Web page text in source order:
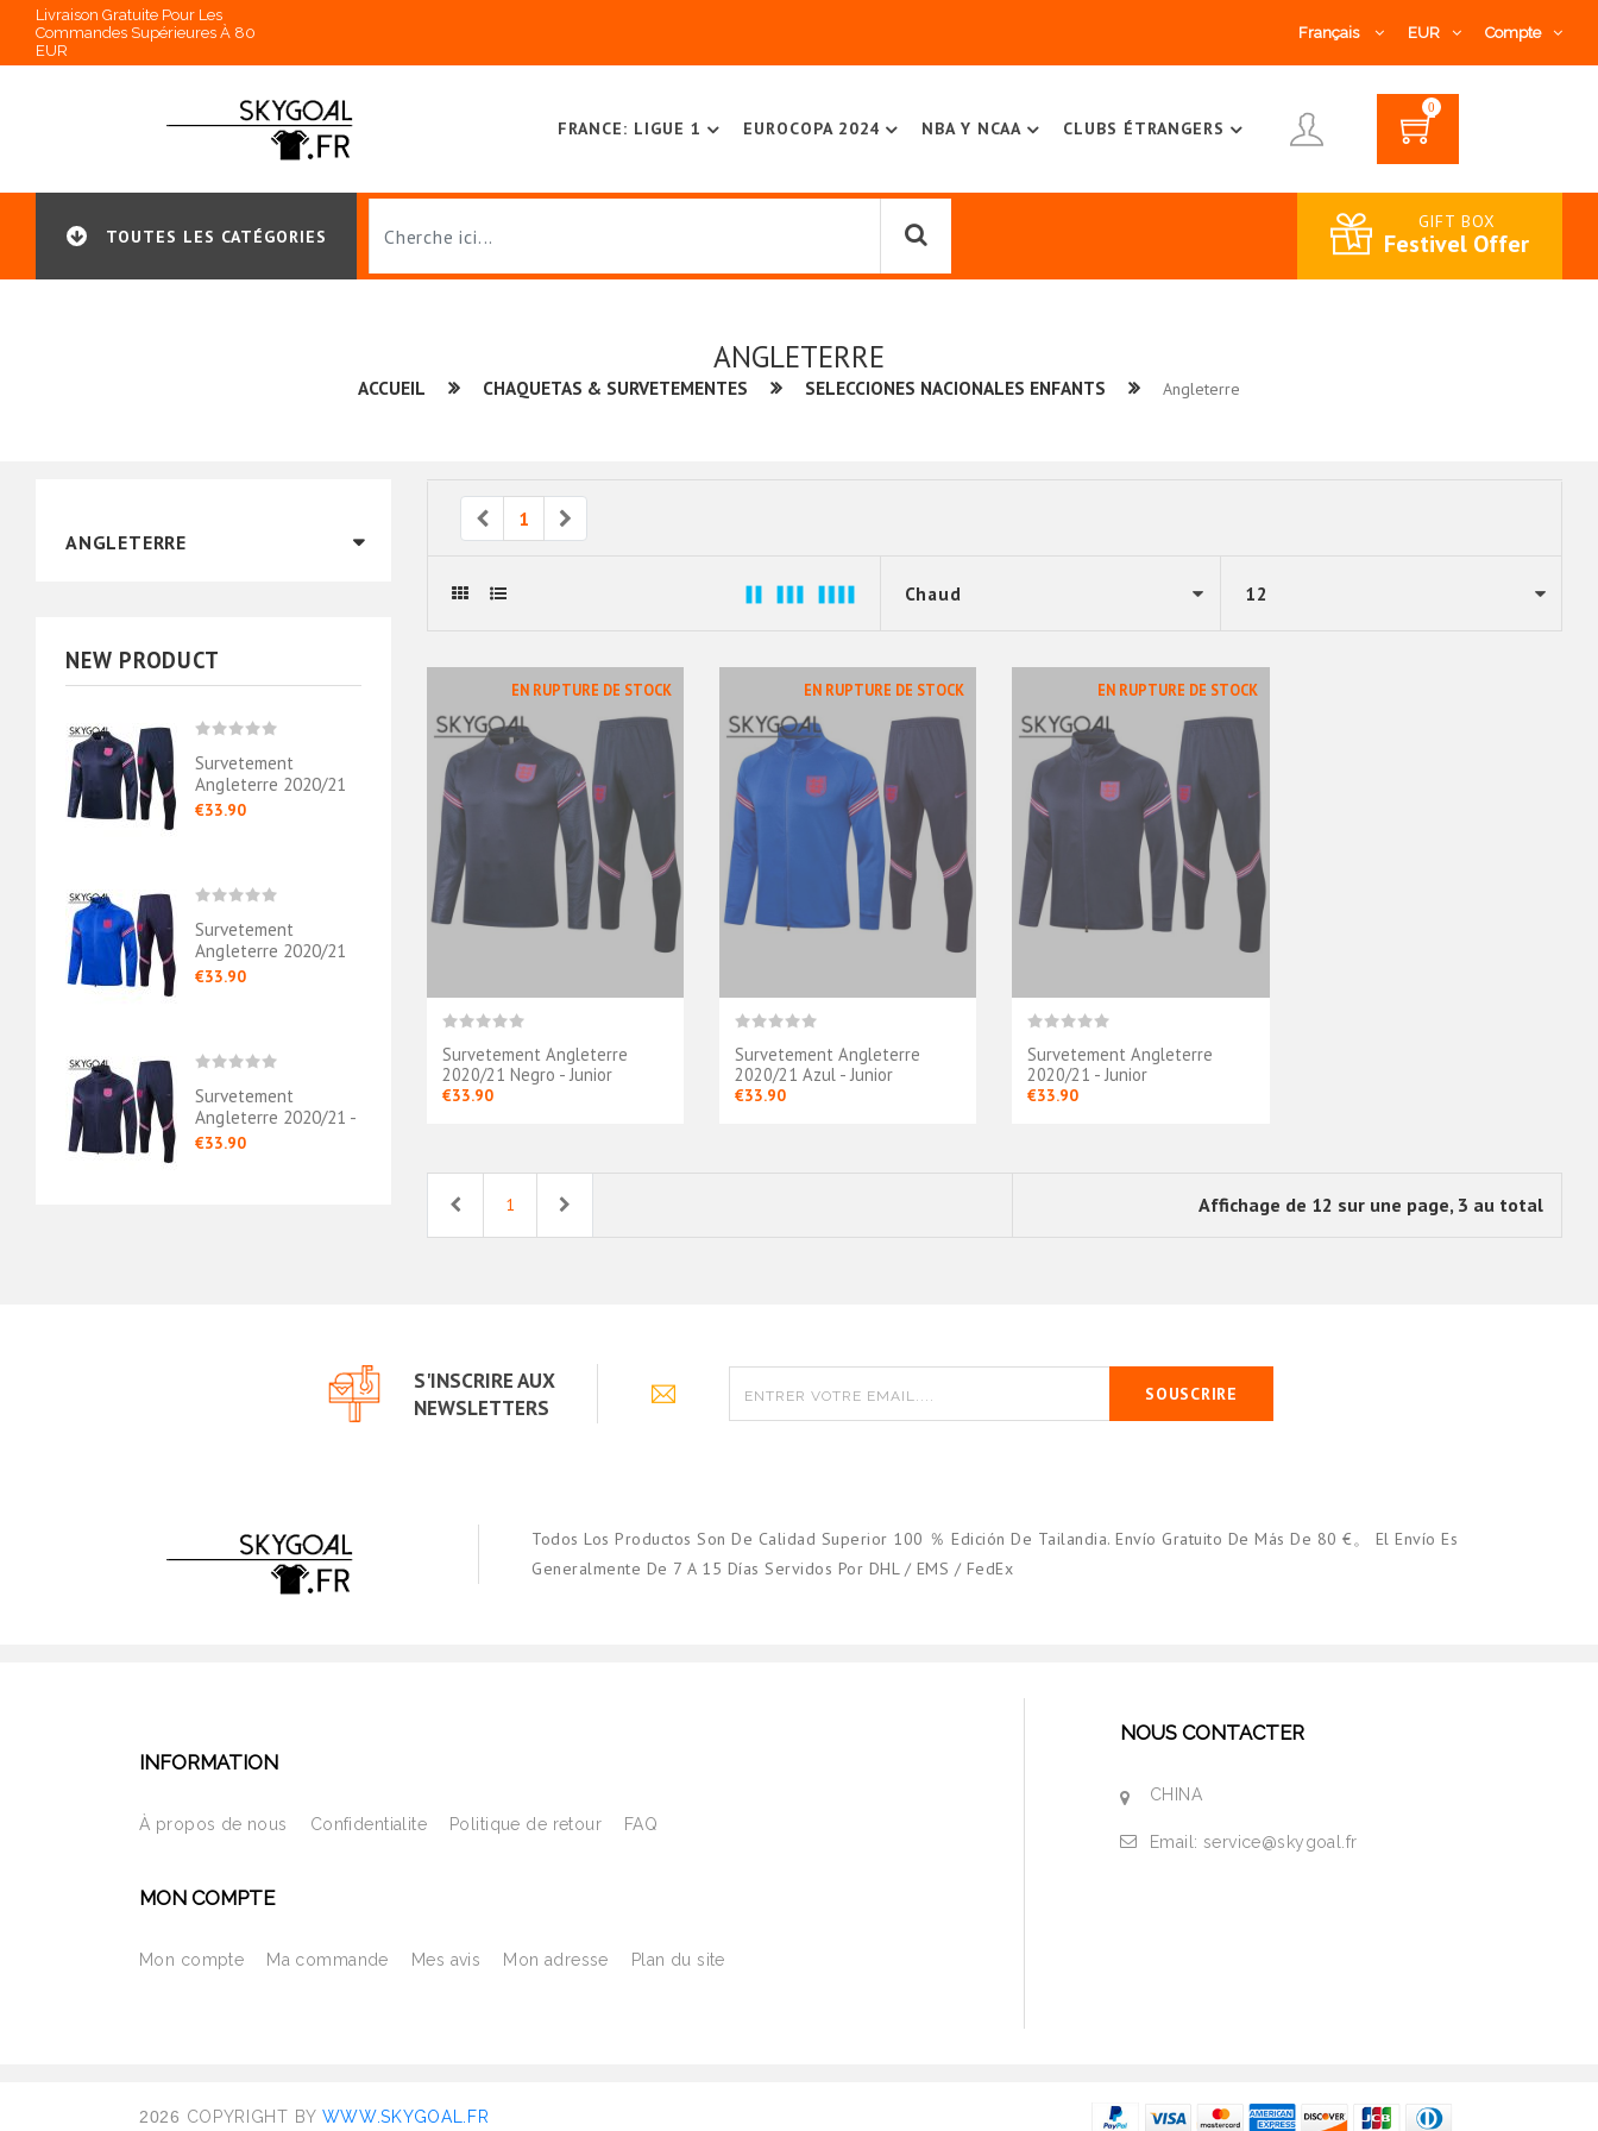
Livraison Gratuite Pour Les
Commandes Supérieures À 80
EUR
Français EUR Compte
FRANCE: LIGUE 1 EUROCOPA 2024 NBA Y NCAA CLUBS ÉTRANGERS
0
TOUTES LES CATÉGORIES
GIFT BOX
Festivel Offer
ANGLETERRE
ACCUEIL CHAQUETAS & SURVETEMENTES SELECCIONES NACIONALES ENFANTS Angleterre
ANGLETERRE
NEW PRODUCT
Survetement
Angleterre 2020/21
Negro - Junior
€33.90
Survetement
Angleterre 2020/21
Azul - Junior
€33.90
Survetement
Angleterre 2020/21 -
Junior
€33.90
Previous
1 Next
EN RUPTURE DE STOCK
Survetement Angleterre
2020/21 Negro - Junior
€33.90
EN RUPTURE DE STOCK
Survetement Angleterre
2020/21 Azul - Junior
€33.90
EN RUPTURE DE STOCK
Survetement Angleterre
2020/21 - Junior
€33.90
Previous1 Next Affichage de 12 sur une page, 3 au total
S'INSCRIRE AUX
NEWSLETTERS
SOUSCRIRE
Todos Los Productos Son De Calidad Superior 100 ％ Edición De Tailandia. Envío Gratuito De Más De 80 €。 El Envío Es
Generalmente De 7 A 15 Días Servidos Por DHL / EMS / FedEx
INFORMATION
À propos de nous Confidentialite Politique de retour FAQ
MON COMPTE
Mon compte Ma commande Mes avis Mon adresse Plan du site
NOUS CONTACTER
CHINA
Email: service@skygoal.fr
2026 COPYRIGHT BY WWW.SKYGOAL.FR